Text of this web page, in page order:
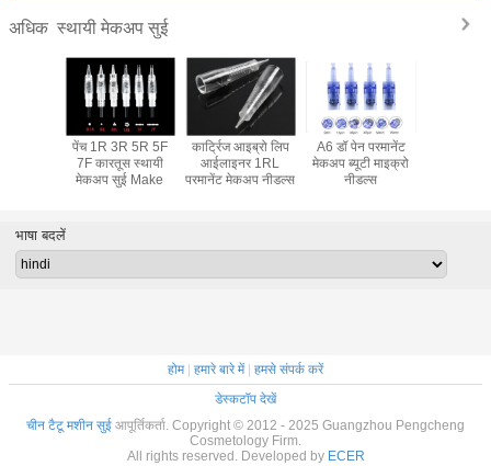
अधिक स्थायी मेकअप सुई
पेंच 1R 3R 5R 5F
7F कारतूस स्थायी
मेकअप सुई Make
कार्ट्रिज आइब्रो लिप
आईलाइनर 1RL
परमानेंट मेकअप नीडल्स
A6 डॉ पेन परमानेंट
मेकअप ब्यूटी माइक्रो
नीडल्स
भाषा बदलें
होम| हमारे बारे में| हमसे संपर्क करें
डेस्कटॉप देखें
चीन टैटू मशीन सुई आपूर्तिकर्ता. Copyright © 2012 - 2025 Guangzhou Pengcheng
Cosmetology Firm.
All rights reserved. Developed by ECER